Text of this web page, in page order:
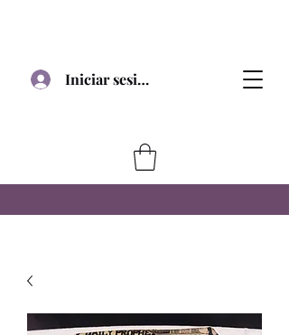
Iniciar sesión